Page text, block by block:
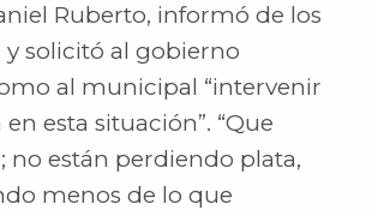
Ruberto, informó de los
y solicitó al gobierno
al municipal “intervenir
esta situación”. “Que
no están perdiendo plata,
menos de lo que